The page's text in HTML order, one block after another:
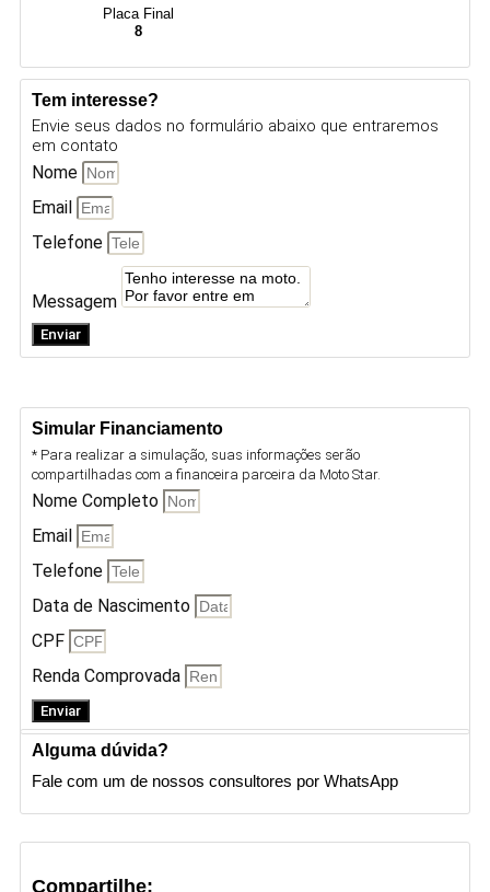
Placa Final
8
Tem interesse?
Envie seus dados no formulário abaixo que entraremos
em contato
Nome
Email
Telefone
Messagem
Enviar
Simular Financiamento
* Para realizar a simulação, suas informações serão
compartilhadas com a financeira parceira da Moto Star.
Nome Completo
Email
Telefone
Data de Nascimento
CPF
Renda Comprovada
Enviar
Alguma dúvida?
Fale com um de nossos consultores por WhatsApp
Compartilhe: